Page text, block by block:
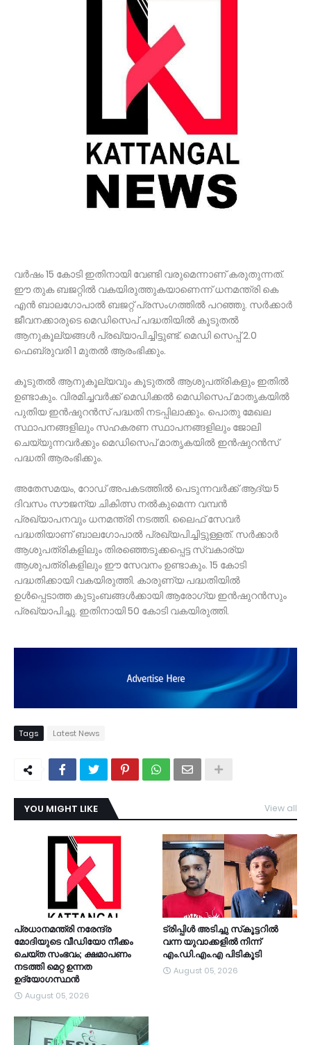
വര്‍ഷം 15 കോടി ഇതിനായി വേണ്ടി വരുമെന്നാണ് കരുതുന്നത്.
ഈ തുക ബജറ്റില്‍ വകയിരുത്തുകയാണെന്ന് ധനമന്ത്രി കെ
എൻ ബാലഗോപാല്‍ ബജറ്റ് പ്രസംഗത്തില്‍ പറഞ്ഞു. സർക്കാർ
ജീവനക്കാരുടെ മെഡിസെപ് പദ്ധതിയില്‍ കൂടുതല്‍
ആനുകൂല്യങ്ങള്‍ പ്രഖ്യാപിച്ചിട്ടുണ്ട്. മെഡി സെപ്പ് 2.0
ഫെബ്രുവരി 1 മുതല്‍ ആരംഭിക്കും.
കൂടുതല്‍ ആനുകൂല്യവും കൂടുതല്‍ ആശുപത്രികളും ഇതില്‍
ഉണ്ടാകും. വിരമിച്ചവർക്ക് മെഡിക്കല്‍ മെഡിസെപ് മാതൃകയില്‍
പുതിയ ഇൻഷുറൻസ് പദ്ധതി നടപ്പിലാക്കും. പൊതു മേഖല
സ്ഥാപനങ്ങളിലും സഹകരണ സ്ഥാപനങ്ങളിലും ജോലി
ചെയ്യുന്നവർക്കും മെഡിസെപ് മാതൃകയില്‍ ഇൻഷുറൻസ്
പദ്ധതി ആരംഭിക്കും.
അതേസമയം, റോഡ് അപകടത്തില്‍ പെടുന്നവർക്ക് ആദ്യ 5
ദിവസം സൗജന്യ ചികിത്സ നല്‍കുമെന്ന വമ്പൻ
പ്രഖ്യാപനവും ധനമന്ത്രി നടത്തി. ലൈഫ് സേവർ
പദ്ധതിയാണ് ബാലഗോപാല്‍ പ്രഖ്യപിച്ചിട്ടുള്ളത്. സർക്കാർ
ആശുപത്രികളിലും തിരഞ്ഞെടുക്കപ്പെട്ട സ്വകാര്യ
ആശുപത്രികളിലും ഈ സേവനം ഉണ്ടാകും. 15 കോടി
പദ്ധതിക്കായി വകയിരുത്തി. കാരുണ്യ പദ്ധതിയില്‍
ഉള്‍പ്പെടാത്ത കുടുംബങ്ങള്‍ക്കായി ആരോഗ്യ ഇൻഷുറൻസും
പ്രഖ്യാപിച്ചു. ഇതിനായി 50 കോടി വകയിരുത്തി.
Tags Latest News
YOU MIGHT LIKE View all
പ്രധാനമന്ത്രി നരേന്ദ്ര
മോദിയുടെ വീഡിയോ നീക്കം
ചെയ്ത സംഭവം; ക്ഷമാപണം
നടത്തി മെറ്റ ഉന്നത
ഉദ്യോഗസ്ഥന്‍
August 05, 2026
ട്രിപ്പിള്‍ അടിച്ചു സ്‌കൂട്ടറില്‍
വന്ന യുവാക്കളില്‍ നിന്ന്
എം.ഡി.എം.എ പിടികൂടി
August 05, 2026